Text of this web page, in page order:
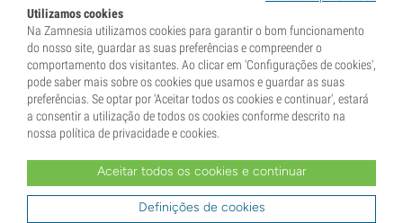
Utilizamos cookies
Na Zamnesia utilizamos cookies para garantir o bom funcionamento
do nosso site, guardar as suas preferências e compreender o
comportamento dos visitantes. Ao clicar em 'Configurações de cookies',
pode saber mais sobre os cookies que usamos e guardar as suas
preferências. Se optar por 'Aceitar todos os cookies e continuar', estará
a consentir a utilização de todos os cookies conforme descrito na
nossa política de privacidade e cookies.
Aceitar todos os cookies e continuar
Definições de cookies
* As sementes são vendidas como itens de colecionismo. A germinação das sementes é ilegal em
seu país de residência e que conhece a legislação local. Ao mesmo tempo, isenta a Zamnesia de
qualquer responsabilidade caso aja fora das normas legais do seu país.